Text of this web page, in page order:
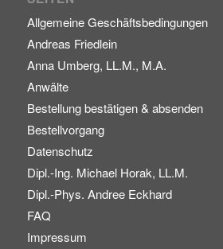
Allgemeine Geschäftsbedingungen
Andreas Friedlein
Anna Umberg, LL.M., M.A.
Anwälte
Bestellung bestätigen & absenden
Bestellvorgang
Datenschutz
Dipl.-Ing. Michael Horak, LL.M.
Dipl.-Phys. Andree Eckhard
FAQ
Impressum